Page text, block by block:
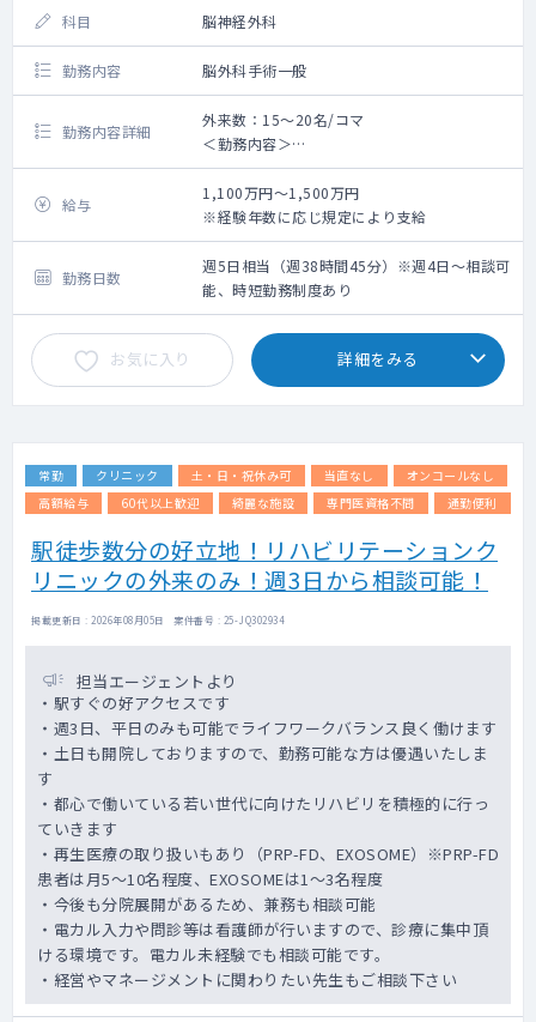
科目 脳神経外科
勤務内容 脳外科手術一般
勤務内容詳細
外来数：15～20名/コマ
＜勤務内容＞
外来数：15～20名程度/コマ
病棟管理担当数：7名程度/月
※手術ができる医師を希望します。
給与
1,100万円～1,500万円
※経験年数に応じ規定により支給
勤務日数
週5日相当（週38時間45分）※週4日～相談可
能、時短勤務制度あり
お気に入り 詳細をみる
常勤 クリニック 土・日・祝休み可 当直なし
オンコールなし
高額給与
60代以上歓迎 綺麗な施設 専門医資格不問 通勤便利
駅徒歩数分の好立地！リハビリテーションク
リニックの外来のみ！週3日から相談可能！
掲載更新日 : 2026年08月05日 案件番号 : 25-JQ302934
担当エージェントより
・駅すぐの好アクセスです
・週3日、平日のみも可能でライフワークバランス良く働けます
・土日も開院しておりますので、勤務可能な方は優遇いたしま
す
・都心で働いている若い世代に向けたリハビリを積極的に行っ
ていきます
・再生医療の取り扱いもあり（PRP-FD、EXOSOME）※PRP-FD
患者は月5～10名程度、EXOSOMEは1～3名程度
・今後も分院展開があるため、兼務も相談可能
・電カル入力や問診等は看護師が行いますので、診療に集中頂
ける環境です。電カル未経験でも相談可能です。
・経営やマネージメントに関わりたい先生もご相談下さい